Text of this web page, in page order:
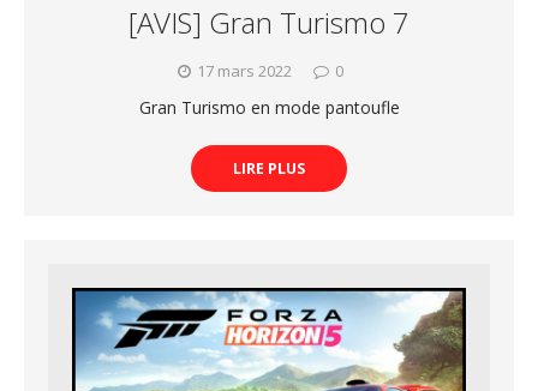
[AVIS] Gran Turismo 7
17 mars 2022 0
Gran Turismo en mode pantoufle
LIRE PLUS